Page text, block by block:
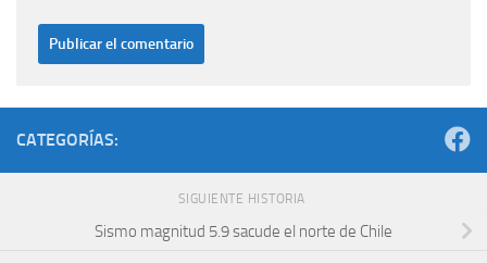
CATEGORÍAS:
SIGUIENTE HISTORIA
Sismo magnitud 5.9 sacude el norte de Chile